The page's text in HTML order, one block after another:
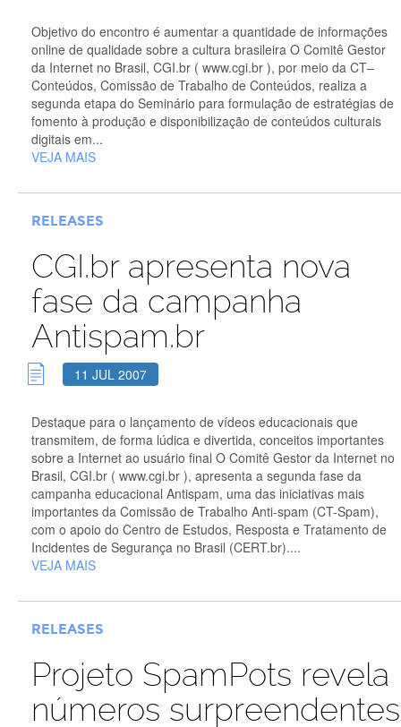
Objetivo do encontro é aumentar a quantidade de informações
online de qualidade sobre a cultura brasileira O Comitê Gestor
da Internet no Brasil, CGI.br ( www.cgi.br ), por meio da CT–
Conteúdos, Comissão de Trabalho de Conteúdos, realiza a
segunda etapa do Seminário para formulação de estratégias de
fomento à produção e disponibilização de conteúdos culturais
digitais em...
VEJA MAIS
RELEASES
CGI.br apresenta nova
fase da campanha
Antispam.br
11 JUL 2007
Destaque para o lançamento de vídeos educacionais que
transmitem, de forma lúdica e divertida, conceitos importantes
sobre a Internet ao usuário final O Comitê Gestor da Internet no
Brasil, CGI.br ( www.cgi.br ), apresenta a segunda fase da
campanha educacional Antispam, uma das iniciativas mais
importantes da Comissão de Trabalho Anti-spam (CT-Spam),
com o apoio do Centro de Estudos, Resposta e Tratamento de
Incidentes de Segurança no Brasil (CERT.br)....
VEJA MAIS
RELEASES
Projeto SpamPots revela
números surpreendentes